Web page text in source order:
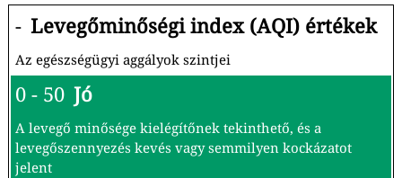
- Levegőminőségi index (AQI) értékek
Az egészségügyi aggályok szintjei
0 - 50 Jó
A levegő minősége kielégítőnek tekinthető, és a
levegőszennyezés kevés vagy semmilyen kockázatot
jelent